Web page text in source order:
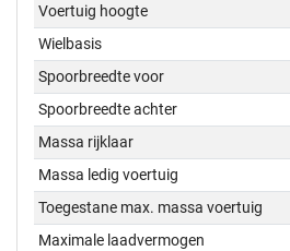
Voertuig hoogte
Wielbasis
Spoorbreedte voor
Spoorbreedte achter
Massa rijklaar
Massa ledig voertuig
Toegestane max. massa voertuig
Maximale laadvermogen